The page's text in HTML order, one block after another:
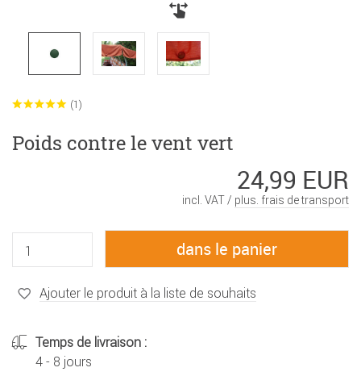
(1)
Poids contre le vent vert
24,99 EUR
incl. VAT / plus. frais de transport
Ajouter le produit à la liste de souhaits
Temps de livraison :
4 - 8 jours